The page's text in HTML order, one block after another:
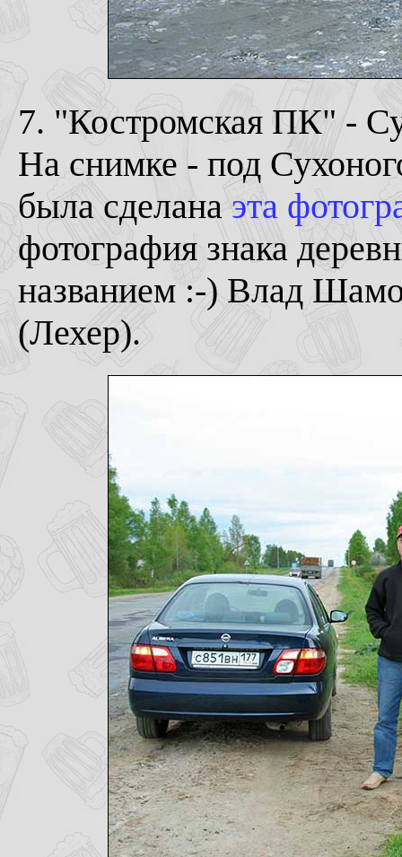
7. "Костромская ПК" -
На снимке - под
была сделанаэта
фотография знака
названием :-) Влад
(Лехер).